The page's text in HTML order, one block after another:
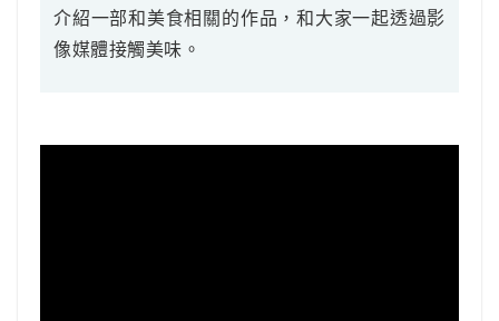
介紹一部和美食相關的作品，和大家一起透過影
像媒體接觸美味。